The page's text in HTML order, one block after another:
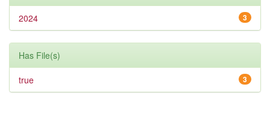
3
2024
Has File(s)
3
true